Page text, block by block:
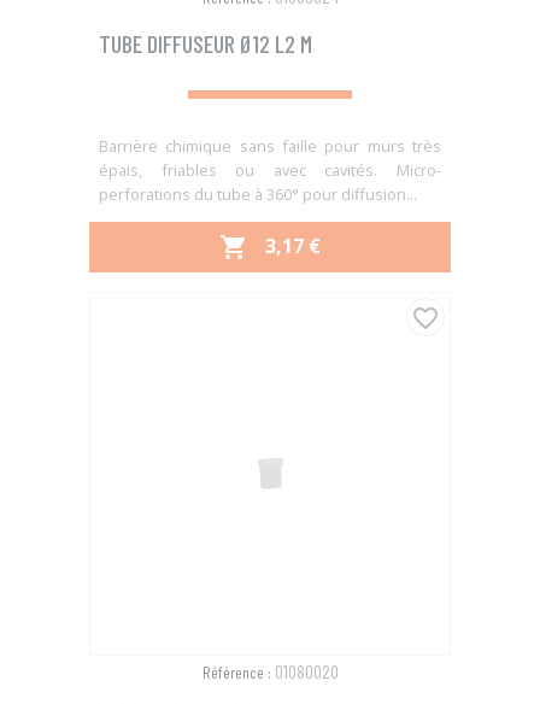
TUBE DIFFUSEUR Ø12 L2 M
Barrière chimique sans faille pour murs très
épais, friables ou avec cavités. Micro-
perforations du tube à 360° pour diffusion...
 PRIX
3,17 €
Référence : 01080020
favorite_border